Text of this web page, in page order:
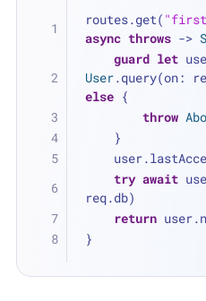
routes.get(
async throws ->
guard let
User
else {
throw
    }
try await
req.db)
return
}